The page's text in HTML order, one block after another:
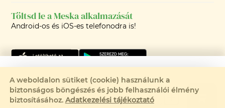
-20%
2 900 Ft
Töltsd le a Meska alkalmazását
Android-os és iOS-es telefonodra is!
©2008-2026 - MESKA.HU -
A weboldalon sütiket (cookie) használunk a
biztonságos böngészés és jobb felhasználói élmény
biztosításához. Adatkezelési tájékoztató